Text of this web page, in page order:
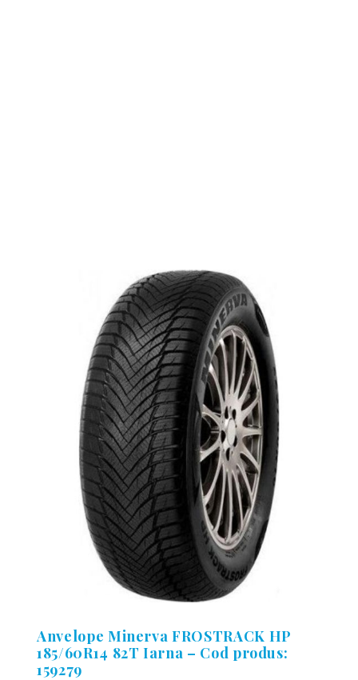
Anvelope Minerva FROSTRACK HP
185/60R14 82T Iarna – Cod produs:
159279